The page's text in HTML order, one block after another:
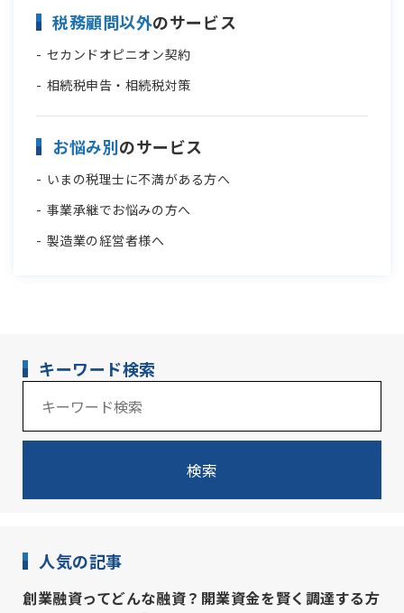
税務顧問以外のサービス
セカンドオピニオン契約
相続税申告・相続税対策
お悩み別のサービス
いまの税理士に不満がある方へ
事業承継でお悩みの方へ
製造業の経営者様へ
キーワード検索
検索
人気の記事
創業融資ってどんな融資？開業資金を賢く調達する方